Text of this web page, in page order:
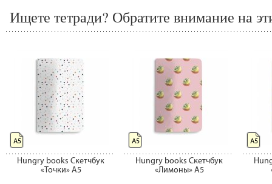
Ищете тетради? Обратите внимание на
Hungry books Скетчбук
«Точки» А5
А5
Hungry books Скетчбук
«Лимоны» А5
А5 А5